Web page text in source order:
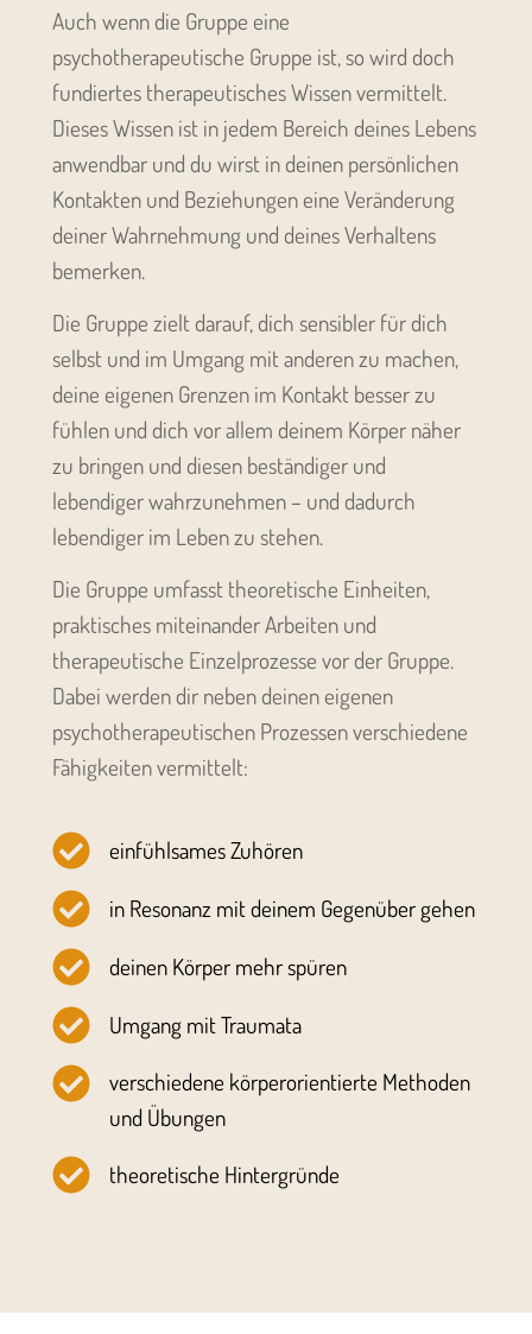
Auch wenn die Gruppe eine
psychotherapeutische Gruppe ist, so wird doch
fundiertes therapeutisches Wissen vermittelt.
Dieses Wissen ist in jedem Bereich deines Lebens
anwendbar und du wirst in deinen persönlichen
Kontakten und Beziehungen eine Veränderung
deiner Wahrnehmung und deines Verhaltens
bemerken.
Die Gruppe zielt darauf, dich sensibler für dich
selbst und im Umgang mit anderen zu machen,
deine eigenen Grenzen im Kontakt besser zu
fühlen und dich vor allem deinem Körper näher
zu bringen und diesen beständiger und
lebendiger wahrzunehmen – und dadurch
lebendiger im Leben zu stehen.
Die Gruppe umfasst theoretische Einheiten,
praktisches miteinander Arbeiten und
therapeutische Einzelprozesse vor der Gruppe.
Dabei werden dir neben deinen eigenen
psychotherapeutischen Prozessen verschiedene
Fähigkeiten vermittelt:
einfühlsames Zuhören
in Resonanz mit deinem Gegenüber gehen
deinen Körper mehr spüren
Umgang mit Traumata
verschiedene körperorientierte Methoden
und Übungen
theoretische Hintergründe